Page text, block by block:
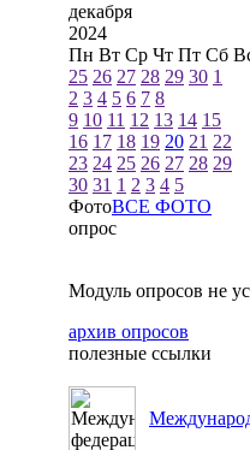
декабря
2024
Пн Вт Ср Чт Пт Сб
25 26 27 28 29 30 1
2 3 4 5 6 7 8
9 10 11 12 13 14 15
16 17 18 19 20 21 22
23 24 25 26 27 28 29
30 31 1 2 3 4 5
ФотоВСЕ ФОТО
опрос
Модуль опросов не
архив опросов
полезные ссылки